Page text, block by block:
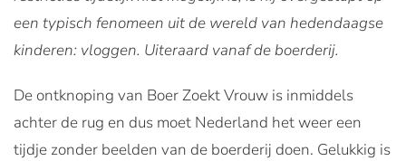
een typisch fenomeen uit de wereld van hedendaagse
kinderen: vloggen. Uiteraard vanaf de boerderij.
De ontknoping van Boer Zoekt Vrouw is inmiddels
achter de rug en dus moet Nederland het weer een
tijdje zonder beelden van de boerderij doen. Gelukkig is